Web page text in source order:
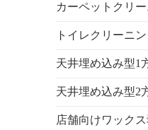
カーペットクリ
トイレクリーニ
天井埋め込み型1
天井埋め込み型2
店舗向けワック